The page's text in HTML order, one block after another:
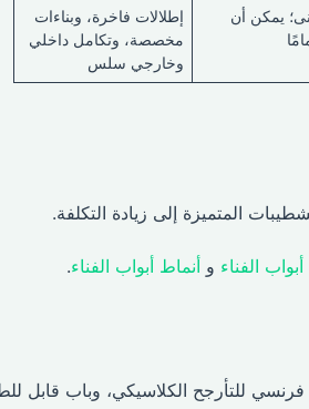
يمكن أن
إطلالات فاخرة، وبناءات
مخصصة، وتكامل داخلي
وخارجي سلس
الفناء و أنماط أبواب الفناء.
للتأرجح الكلاسيكي، وباب قابل